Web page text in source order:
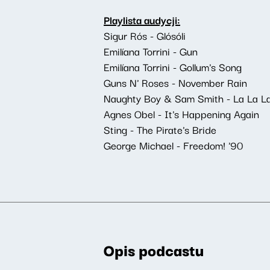
Playlista audycji:
Sigur Rós - Glósóli
Emilíana Torrini - Gun
Emilíana Torrini - Gollum's Song
Guns N' Roses - November Rain
Naughty Boy & Sam Smith - La La
Agnes Obel - It's Happening Again
Sting - The Pirate's Bride
George Michael - Freedom! '90
Opis podcastu